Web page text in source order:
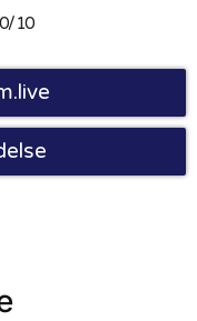
10